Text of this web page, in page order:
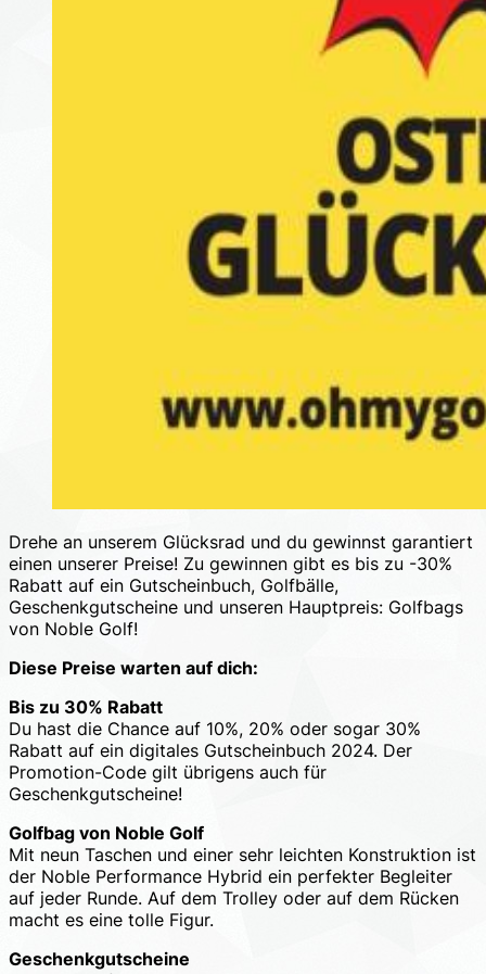
Drehe an unserem Glücksrad und du gewinnst garantiert
einen unserer Preise! Zu gewinnen gibt es bis zu -30%
Rabatt auf ein Gutscheinbuch, Golfbälle,
Geschenkgutscheine und unseren Hauptpreis: Golfbags
von Noble Golf!
Diese Preise warten auf dich:
Bis zu 30% Rabatt
Du hast die Chance auf 10%, 20% oder sogar 30%
Rabatt auf ein digitales Gutscheinbuch 2024. Der
Promotion-Code gilt übrigens auch für
Geschenkgutscheine!
Golfbag von Noble Golf
Mit neun Taschen und einer sehr leichten Konstruktion ist
der Noble Performance Hybrid ein perfekter Begleiter
auf jeder Runde. Auf dem Trolley oder auf dem Rücken
macht es eine tolle Figur.
Geschenkgutscheine